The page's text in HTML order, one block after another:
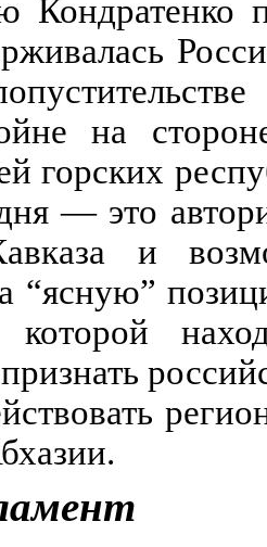
Кондратенко
на
горских
— это
и
“ясную”